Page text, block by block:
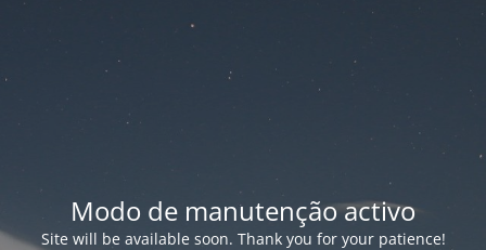
Modo de manutenção activo
Site will be available soon. Thank you for your patience!